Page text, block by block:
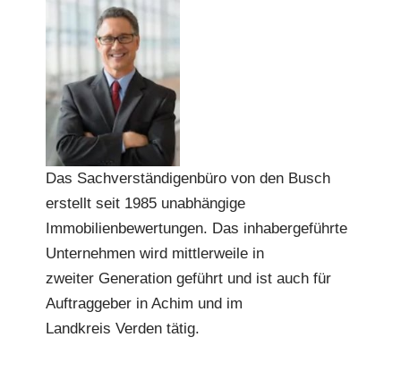
Das Sachverständigenbüro von den Busch
erstellt seit 1985 unabhängige
Immobilienbewertungen. Das inhabergeführte
Unternehmen wird mittlerweile in
zweiter Generation geführt und ist auch für
Auftraggeber in Achim und im
Landkreis Verden tätig.